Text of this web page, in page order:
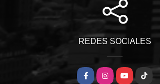
REDES SOCIALES
FacebookInstagramYouTube
TikTok